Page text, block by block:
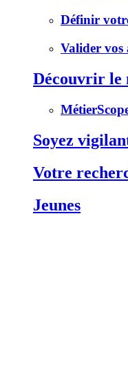
Définir
Valider vos
Découvrir le
Soyez
Votre
Jeunes